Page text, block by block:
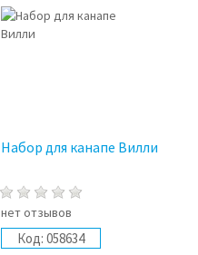
Набор для канапе Вилли
нет отзывов
Код: 058634